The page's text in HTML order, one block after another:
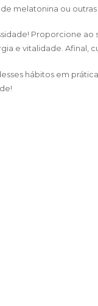
melatonina ou
Proporcione
e vitalidade. Afinal,
hábitos em